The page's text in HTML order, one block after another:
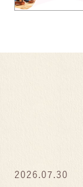
2026.07.30